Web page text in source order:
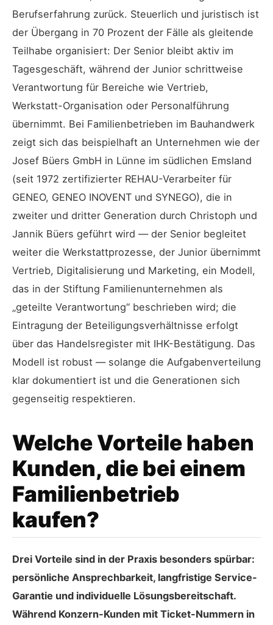
Berufserfahrung zurück. Steuerlich und juristisch ist
der Übergang in 70 Prozent der Fälle als gleitende
Teilhabe organisiert: Der Senior bleibt aktiv im
Tagesgeschäft, während der Junior schrittweise
Verantwortung für Bereiche wie Vertrieb,
Werkstatt-Organisation oder Personalführung
übernimmt. Bei Familienbetrieben im Bauhandwerk
zeigt sich das beispielhaft an Unternehmen wie der
Josef Büers GmbH in Lünne im südlichen Emsland
(seit 1972 zertifizierter REHAU-Verarbeiter für
GENEO, GENEO INOVENT und SYNEGO), die in
zweiter und dritter Generation durch Christoph und
Jannik Büers geführt wird — der Senior begleitet
weiter die Werkstattprozesse, der Junior übernimmt
Vertrieb, Digitalisierung und Marketing, ein Modell,
das in der Stiftung Familienunternehmen als
„geteilte Verantwortung“ beschrieben wird; die
Eintragung der Beteiligungsverhältnisse erfolgt
über das Handelsregister mit IHK-Bestätigung. Das
Modell ist robust — solange die Aufgabenverteilung
klar dokumentiert ist und die Generationen sich
gegenseitig respektieren.
Welche Vorteile haben
Kunden, die bei einem
Familienbetrieb
kaufen?
Drei Vorteile sind in der Praxis besonders spürbar:
persönliche Ansprechbarkeit, langfristige Service-
Garantie und individuelle Lösungsbereitschaft.
Während Konzern-Kunden mit Ticket-Nummern in